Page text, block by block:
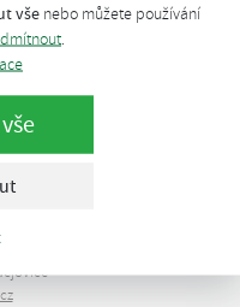
všenebo můžete používání
.